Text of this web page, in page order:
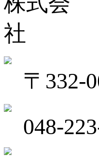
〒332-
048-